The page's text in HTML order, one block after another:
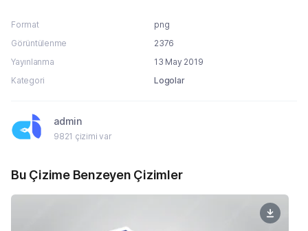
Format
png
Görüntülenme
2376
Yayınlanma
13 May 2019
Kategori
Logolar
admin
9821 çizimi var
Bu Çizime Benzeyen Çizimler